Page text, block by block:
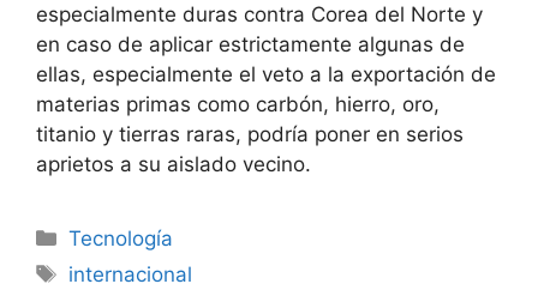
especialmente duras contra Corea del Norte y
en caso de aplicar estrictamente algunas de
ellas, especialmente el veto a la exportación de
materias primas como carbón, hierro, oro,
titanio y tierras raras, podría poner en serios
aprietos a su aislado vecino.
Categorías
Tecnología
Etiquetas
internacional